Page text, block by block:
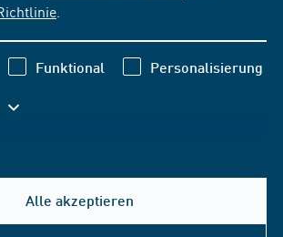
Funktional Personalisierung
Alle akzeptieren
Hilfe & Kontakt